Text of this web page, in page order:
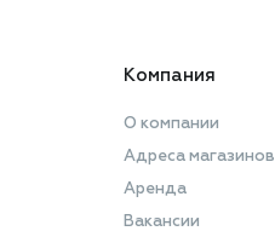
Компания
О компании
Адреса магазинов
Аренда
Вакансии